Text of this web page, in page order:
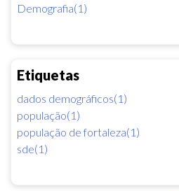
Demografia(1)
Etiquetas
dados demográficos(1)
população(1)
população de fortaleza(1)
sde(1)